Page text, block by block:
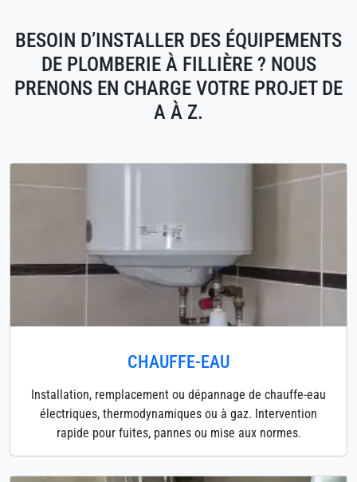
BESOIN D’INSTALLER DES ÉQUIPEMENTS
DE PLOMBERIE À FILLIÈRE ? NOUS
PRENONS EN CHARGE VOTRE PROJET DE
A À Z.
CHAUFFE-EAU
Installation, remplacement ou dépannage de chauffe-eau
électriques, thermodynamiques ou à gaz. Intervention
rapide pour fuites, pannes ou mise aux normes.